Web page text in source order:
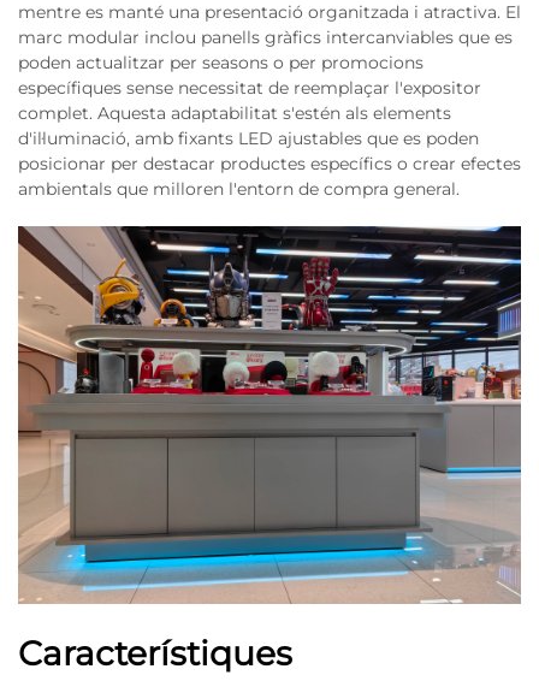
mentre es manté una presentació organitzada i atractiva. El
marc modular inclou panells gràfics intercanviables que es
poden actualitzar per seasons o per promocions
específiques sense necessitat de reemplaçar l'expositor
complet. Aquesta adaptabilitat s'estén als elements
d'il·luminació, amb fixants LED ajustables que es poden
posicionar per destacar productes específics o crear efectes
ambientals que milloren l'entorn de compra general.
Característiques